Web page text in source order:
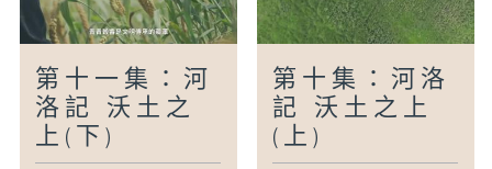
第十一集：河
洛記 沃土之
上(下)
第十集：河洛
記 沃土之上
(上)